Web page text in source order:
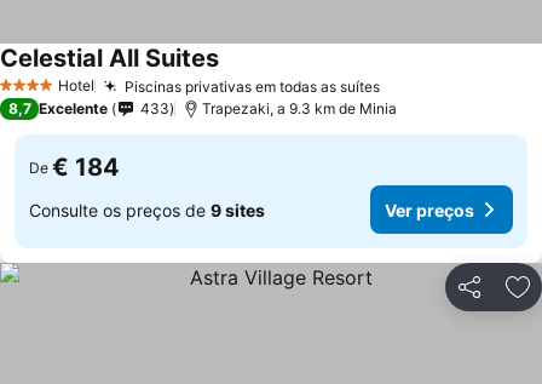
4 EstrelasHotel Piscinas privativas em todas as suítesVer preços
Celestial All SuitesVer preços
8,7 Excelente 433 Trapezaki, a 9.3 km de Minia
De € 184
Consulte os preços de 9 sites Ver preços
Partilhar